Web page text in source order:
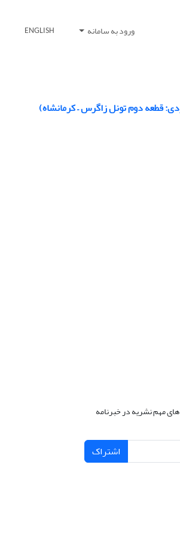
ورود به سامانه ENGLISH
قطعه دوم تونل زاگرس – کرمانشاه)
های مهم نشریه در خبرنامه
اشتراک